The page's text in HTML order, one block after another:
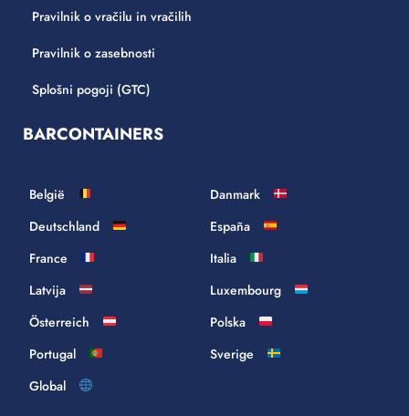
Pravilnik o vračilu in vračilih
Pravilnik o zasebnosti
Splošni pogoji (GTC)
BARCONTAINERS
België
Danmark
Deutschland
España
France
Italia
Latvija
Luxembourg
Österreich
Polska
Portugal
Sverige
Global